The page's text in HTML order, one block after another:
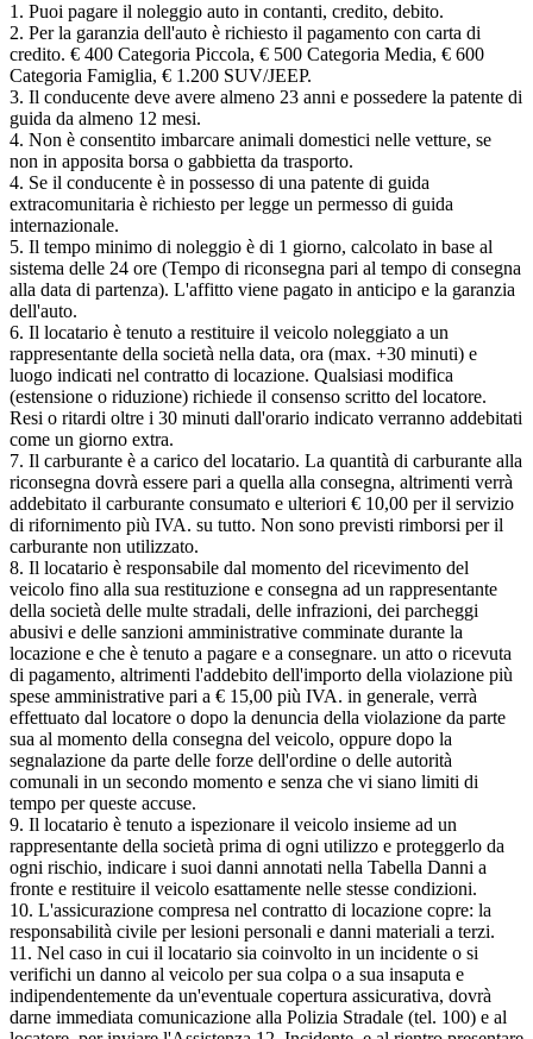
1. Puoi pagare il noleggio auto in contanti, credito, debito.
2. Per la garanzia dell'auto è richiesto il pagamento con carta di
credito. € 400 Categoria Piccola, € 500 Categoria Media, € 600
Categoria Famiglia, € 1.200 SUV/JEEP.
3. Il conducente deve avere almeno 23 anni e possedere la patente di
guida da almeno 12 mesi.
4. Non è consentito imbarcare animali domestici nelle vetture, se
non in apposita borsa o gabbietta da trasporto.
4. Se il conducente è in possesso di una patente di guida
extracomunitaria è richiesto per legge un permesso di guida
internazionale.
5. Il tempo minimo di noleggio è di 1 giorno, calcolato in base al
sistema delle 24 ore (Tempo di riconsegna pari al tempo di consegna
alla data di partenza). L'affitto viene pagato in anticipo e la garanzia
dell'auto.
6. Il locatario è tenuto a restituire il veicolo noleggiato a un
rappresentante della società nella data, ora (max. +30 minuti) e
luogo indicati nel contratto di locazione. Qualsiasi modifica
(estensione o riduzione) richiede il consenso scritto del locatore.
Resi o ritardi oltre i 30 minuti dall'orario indicato verranno addebitati
come un giorno extra.
7. Il carburante è a carico del locatario. La quantità di carburante alla
riconsegna dovrà essere pari a quella alla consegna, altrimenti verrà
addebitato il carburante consumato e ulteriori € 10,00 per il servizio
di rifornimento più IVA. su tutto. Non sono previsti rimborsi per il
carburante non utilizzato.
8. Il locatario è responsabile dal momento del ricevimento del
veicolo fino alla sua restituzione e consegna ad un rappresentante
della società delle multe stradali, delle infrazioni, dei parcheggi
abusivi e delle sanzioni amministrative comminate durante la
locazione e che è tenuto a pagare e a consegnare. un atto o ricevuta
di pagamento, altrimenti l'addebito dell'importo della violazione più
spese amministrative pari a € 15,00 più IVA. in generale, verrà
effettuato dal locatore o dopo la denuncia della violazione da parte
sua al momento della consegna del veicolo, oppure dopo la
segnalazione da parte delle forze dell'ordine o delle autorità
comunali in un secondo momento e senza che vi siano limiti di
tempo per queste accuse.
9. Il locatario è tenuto a ispezionare il veicolo insieme ad un
rappresentante della società prima di ogni utilizzo e proteggerlo da
ogni rischio, indicare i suoi danni annotati nella Tabella Danni a
fronte e restituire il veicolo esattamente nelle stesse condizioni.
10. L'assicurazione compresa nel contratto di locazione copre: la
responsabilità civile per lesioni personali e danni materiali a terzi.
11. Nel caso in cui il locatario sia coinvolto in un incidente o si
verifichi un danno al veicolo per sua colpa o a sua insaputa e
indipendentemente da un'eventuale copertura assicurativa, dovrà
darne immediata comunicazione alla Polizia Stradale (tel. 100) e al